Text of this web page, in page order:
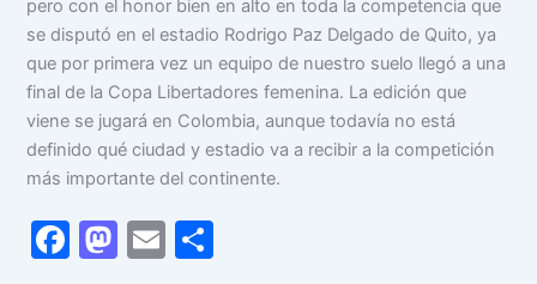
pero con el honor bien en alto en toda la competencia que
se disputó en el estadio Rodrigo Paz Delgado de Quito, ya
que por primera vez un equipo de nuestro suelo llegó a una
final de la Copa Libertadores femenina. La edición que
viene se jugará en Colombia, aunque todavía no está
definido qué ciudad y estadio va a recibir a la competición
más importante del continente.
F
M E